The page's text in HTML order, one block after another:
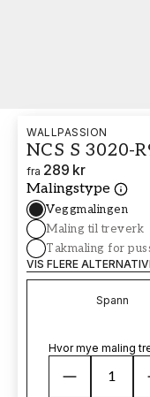
WALLPASSION
NCS S 3020-
fra 289 kr
Malingstype
Veggmalingen
Maling til treverk
Takmaling for
VIS FLERE
Spann
Hvor mye maling